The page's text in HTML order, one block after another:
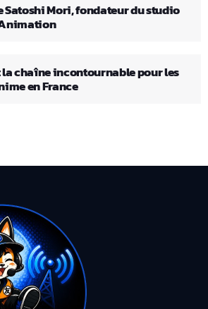
Satoshi Mori, fondateur du studio
la chaîne incontournable pour les
en France